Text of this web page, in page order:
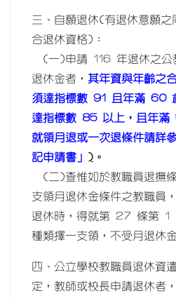
三、自願退休(有退休意願之
合退休資格)：
(一)申請 116 年退休之公
退休金者， 其年資與年齡之
須達指標數 91 且年滿 60
達指標數 85 以上，且年滿
就領月退或一次退條件請詳
記申請書」 ) 。
(二)查惟如於教職員退撫
支領月退休金條件之教職員
退休時，得就第 27 條第 1
種類擇一支領，不受月退休
四、公立學校教職員退休資
定，教師或校長申請退休者